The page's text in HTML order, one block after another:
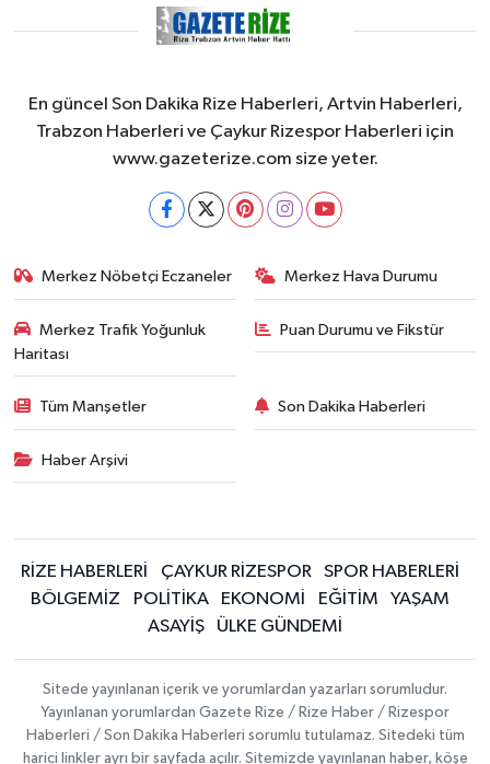
En güncel Son Dakika Rize Haberleri, Artvin Haberleri,
Trabzon Haberleri ve Çaykur Rizespor Haberleri için
www.gazeterize.com size yeter.
Merkez Nöbetçi Eczaneler Merkez Hava Durumu
Merkez Trafik Yoğunluk
Haritası
Puan Durumu ve Fikstür
Tüm Manşetler Son Dakika Haberleri
Haber Arşivi
RİZE HABERLERİ ÇAYKUR RİZESPOR
SPOR HABERLERİ
BÖLGEMİZ
POLİTİKA EKONOMİ EĞİTİM
YAŞAM
ASAYİŞ
ÜLKE GÜNDEMİ
Sitede yayınlanan içerik ve yorumlardan yazarları sorumludur.
Yayınlanan yorumlardan Gazete Rize / Rize Haber / Rizespor
Haberleri / Son Dakika Haberleri sorumlu tutulamaz. Sitedeki tüm
harici linkler ayrı bir sayfada açılır. Sitemizde yayınlanan haber, köşe